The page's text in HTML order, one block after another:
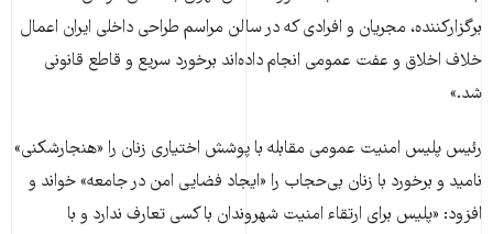
برگزارکننده، مجریان و افرادی که در سالن مراسم طراحی داخلی ایران اعمال
خلاف اخلاق و عفت عمومی انجام داده‌اند برخورد سریع و قاطع قانونی
شد.»
رئیس پلیس امنیت عمومی مقابله با پوشش اختیاری زنان را «هنجارشکنی»
نامید و برخورد با زنان بی‌حجاب را «ایجاد فضایی امن در جامعه» خواند و
افزود: «پلیس برای ارتقاء امنیت شهروندان با کسی تعارف ندارد و با